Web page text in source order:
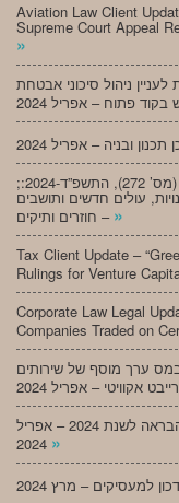
Aviation Law Client
Supreme Court Appeal
»
לעניין ניהול סיכוני אבטחת
;מעו”דכן מיסים – חוק לתיקון פקודת מס הכנסה (מס’ 272), התשפ”ד-2024:
עולים חדשים ותושבים
חוזרים ותיקים – »
Tax Client Update –
Rulings for Venture
Corporate Law Legal
Companies Traded on
ערך מוסף של שירותים
מעו”דכן יחסי עבודה – הקפאה והפחתה של דמי הבראה לשנת 2024 – אפריל
»